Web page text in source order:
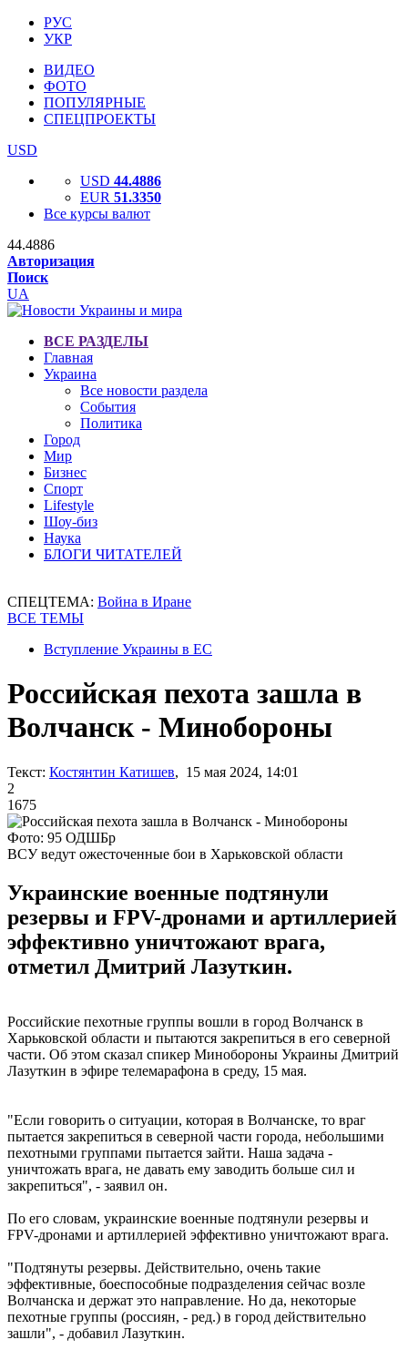
РУС
УКР
ВИДЕО
ФОТО
ПОПУЛЯРНЫЕ
СПЕЦПРОЕКТЫ
USD
USD 44.4886
EUR 51.3350
Все курсы валют
44.4886
Авторизация
Поиск
UA
ВСЕ РАЗДЕЛЫ
Главная
Украина
Все новости раздела
События
Политика
Город
Мир
Бизнес
Спорт
Lifestyle
Шоу-биз
Наука
БЛОГИ ЧИТАТЕЛЕЙ
СПЕЦТЕМА: Война в Иране
ВСЕ ТЕМЫ
Вступление Украины в ЕС
Российская пехота зашла в
Волчанск - Минобороны
Текст: Костянтин Катишев, 15 мая 2024, 14:01
2
1675
Фото: 95 ОДШБр
ВСУ ведут ожесточенные бои в Харьковской области
Украинские военные подтянули
резервы и FPV-дронами и артиллерией
эффективно уничтожают врага,
отметил Дмитрий Лазуткин.
Российские пехотные группы вошли в город Волчанск в
Харьковской области и пытаются закрепиться в его северной
части. Об этом сказал спикер Минобороны Украины Дмитрий
Лазуткин в эфире телемарафона в среду, 15 мая.
"Если говорить о ситуации, которая в Волчанске, то враг
пытается закрепиться в северной части города, небольшими
пехотными группами пытается зайти. Наша задача -
уничтожать врага, не давать ему заводить больше сил и
закрепиться", - заявил он.
По его словам, украинские военные подтянули резервы и
FPV-дронами и артиллерией эффективно уничтожают врага.
"Подтянуты резервы. Действительно, очень такие
эффективные, боеспособные подразделения сейчас возле
Волчанска и держат это направление. Но да, некоторые
пехотные группы (россиян, - ред.) в город действительно
зашли", - добавил Лазуткин.